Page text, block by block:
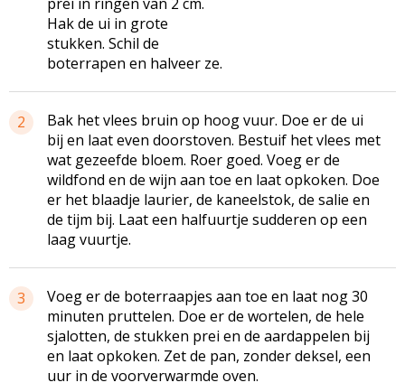
Hak de ui in grote
stukken. Schil de
boterrapen en halveer ze.
2
Bak het vlees bruin op hoog vuur. Doe er de ui
bij en laat even doorstoven. Bestuif het vlees met
wat gezeefde bloem. Roer goed. Voeg er de
wildfond en de wijn aan toe en laat opkoken. Doe
er het blaadje laurier, de kaneelstok, de salie en
de tijm bij. Laat een halfuurtje sudderen op een
laag vuurtje.
3
Voeg er de boterraapjes aan toe en laat nog 30
minuten pruttelen. Doe er de wortelen, de hele
sjalotten, de stukken prei en de aardappelen bij
en laat opkoken. Zet de pan, zonder deksel, een
uur in de voorverwarmde oven.